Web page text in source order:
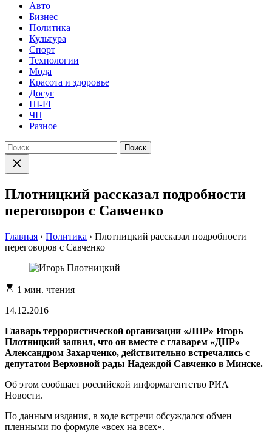
Авто
Бизнес
Политика
Культура
Спорт
Технологии
Мода
Красота и здоровье
Досуг
HI-FI
ЧП
Разное
Найти:
Закрыть
поиск
Плотницкий рассказал подробности
переговоров с Савченко
Главная › Политика › Плотницкий рассказал подробности
переговоров с Савченко
Расчетное
чтения
1 мин. чтения
14.12.2016
Главарь террористической организации «ЛНР» Игорь
Плотницкий заявил, что он вместе с главарем «ДНР»
Александром Захарченко, действительно встречались с
депутатом Верховной рады Надеждой Савченко в Минске.
Об этом сообщает российской информагентство РИА
Новости.
По данным издания, в ходе встречи обсуждался обмен
пленными по формуле «всех на всех».